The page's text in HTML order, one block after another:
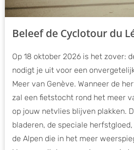
Beleef de Cyclotour du
Op 18 oktober 2026 is het zover:
nodigt je uit voor een
Meer van Genève. Wanneer de
zal een fietstocht rond het meer
op jouw netvlies blijven plakken.
bladeren, de speciale
de Alpen die in het meer